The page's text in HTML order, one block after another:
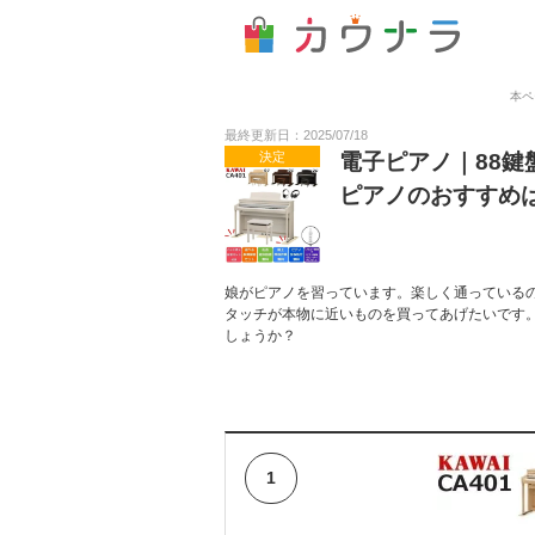
本
最終更新日：2025/07/18
決定
電子ピアノ｜88鍵
ピアノのおすすめ
娘がピアノを習っています。楽しく通ってい
タッチが本物に近いものを買ってあげたいで
しょうか？
1